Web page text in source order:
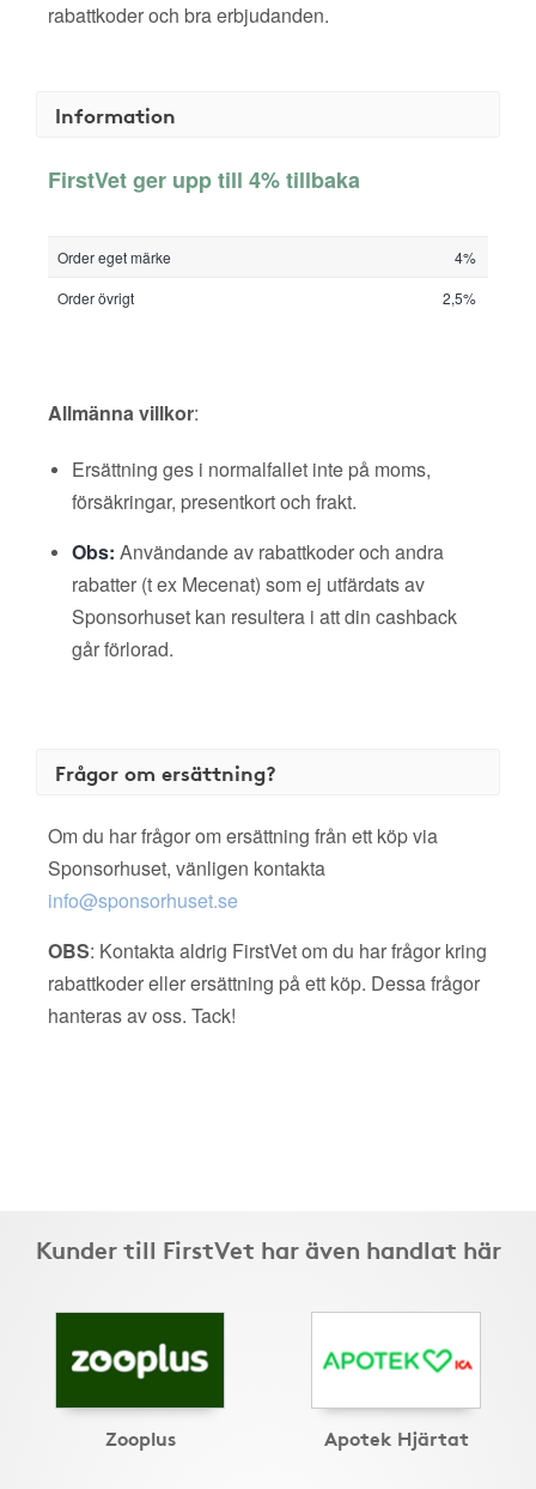
rabattkoder och bra erbjudanden.
Information
FirstVet ger upp till 4% tillbaka
Order eget märke
4%
Order övrigt
2,5%
Allmänna villkor:
Ersättning ges i normalfallet inte på moms,
försäkringar, presentkort och frakt.
Obs: Användande av rabattkoder och andra
rabatter (t ex Mecenat) som ej utfärdats av
Sponsorhuset kan resultera i att din cashback
går förlorad.
Frågor om ersättning?
Om du har frågor om ersättning från ett köp via
Sponsorhuset, vänligen kontakta
info@sponsorhuset.se
OBS: Kontakta aldrig FirstVet om du har frågor kring
rabattkoder eller ersättning på ett köp. Dessa frågor
hanteras av oss. Tack!
Kunder till FirstVet har även handlat här
Zooplus Apotek Hjärtat